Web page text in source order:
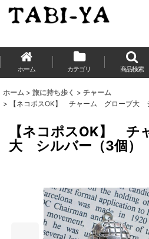
ホーム カテゴリ 商品検索
ホーム > 旅に持ち歩く > チャーム
>
【ネコポスOK】 チャーム グローブ大
【ネコポスOK】
大 シルバー（3個）